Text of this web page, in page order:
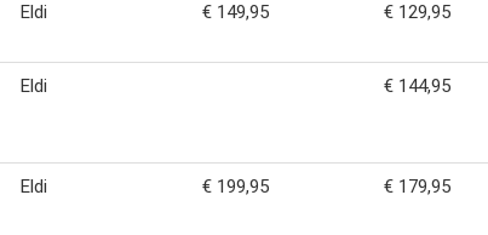
Eldi € 149,95 € 129,95
Eldi € 144,95
Eldi € 199,95 € 179,95